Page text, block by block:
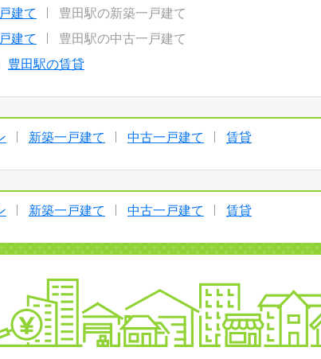
建て
豊田駅の新築一戸建て
建て
豊田駅の中古一戸建て
豊田駅の賃貸
新築一戸建て 中古一戸建て 賃貸
新築一戸建て 中古一戸建て 賃貸